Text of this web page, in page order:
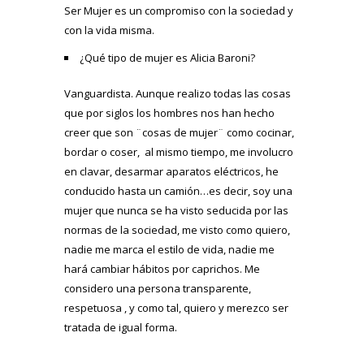
Ser Mujer es un compromiso con la sociedad y
con la vida misma.
¿Qué tipo de mujer es Alicia Baroni?
Vanguardista. Aunque realizo todas las cosas
que por siglos los hombres nos han hecho
creer que son ¨cosas de mujer¨ como cocinar,
bordar o coser, al mismo tiempo, me involucro
en clavar, desarmar aparatos eléctricos, he
conducido hasta un camión…es decir, soy una
mujer que nunca se ha visto seducida por las
normas de la sociedad, me visto como quiero,
nadie me marca el estilo de vida, nadie me
hará cambiar hábitos por caprichos. Me
considero una persona transparente,
respetuosa , y como tal, quiero y merezco ser
tratada de igual forma.